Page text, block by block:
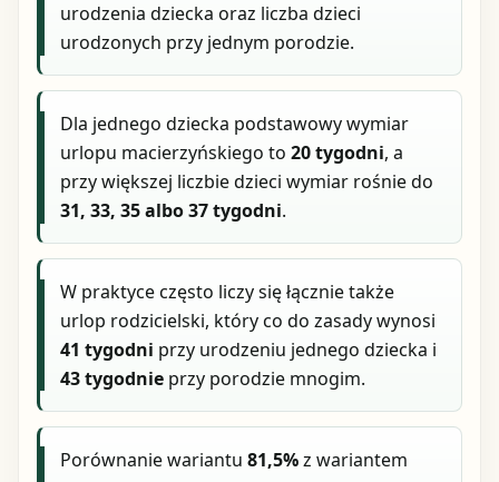
urodzenia dziecka oraz liczba dzieci
urodzonych przy jednym porodzie.
Dla jednego dziecka podstawowy wymiar
urlopu macierzyńskiego to20 tygodni, a
przy większej liczbie dzieci wymiar rośnie do
31, 33, 35 albo 37 tygodni.
W praktyce często liczy się łącznie także
urlop rodzicielski, który co do zasady wynosi
41 tygodni przy urodzeniu jednego dziecka i
43 tygodnie przy porodzie mnogim.
Porównanie wariantu81,5%z wariantem